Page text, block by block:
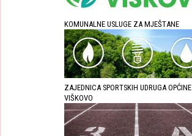
KOMUNALNE USLUGE ZA MJEŠTANE
ZAJEDNICA SPORTSKIH UDRUGA OPĆINE
VIŠKOVO